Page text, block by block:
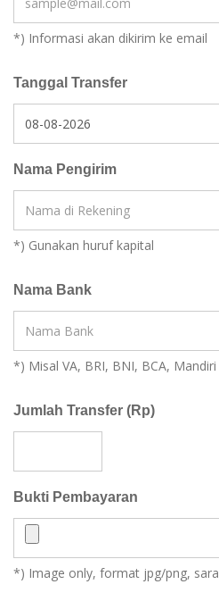
*) Informasi akan dikirim ke email
Tanggal Transfer
Nama Pengirim
*) Gunakan huruf kapital
Nama Bank
*) Misal VA, BRI, BNI, BCA, Mandiri
Jumlah Transfer (Rp)
Bukti Pembayaran
*) Image only, format jpg/png,